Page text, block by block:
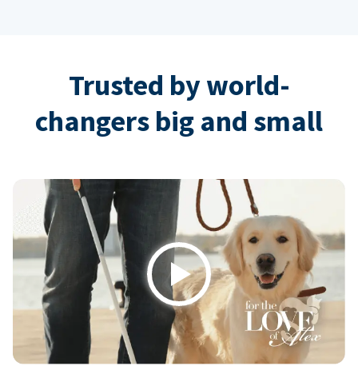
Trusted by world-
changers big and small
Play